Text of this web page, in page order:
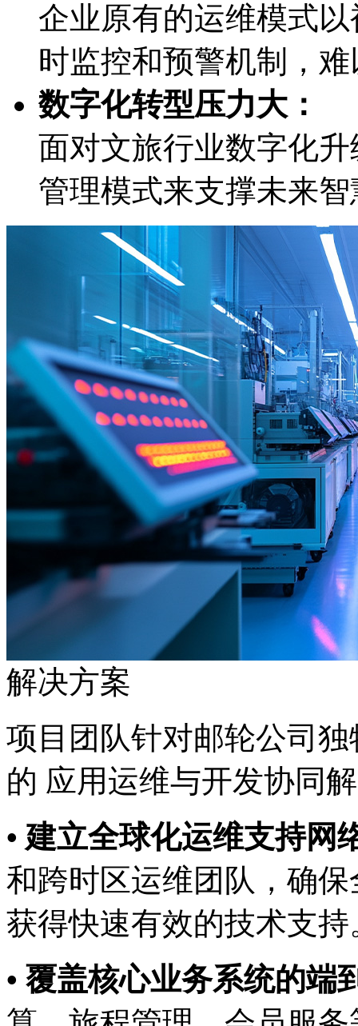
企业原有的运维模式以
时监控和预警机制，
数字化转型压力大：
面对文旅行业数字化升
管理模式来支撑未来
解决方案
项目团队针对邮轮公司独
的 应用运维与开发协同解
• 建立全球化运维支持网络
和跨时区运维团队，确
获得快速有效的技术支持
• 覆盖核心业务系统的端到